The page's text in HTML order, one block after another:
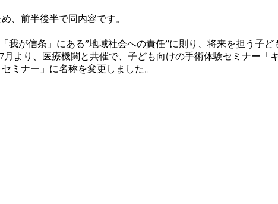
、前半後半で同内容です。
我が信条」にある”地域社会への責任”に則り、将来を担う子
より、医療機関と共催で、子ども向けの手術体験セミナー「
ミナー」に名称を変更しました。